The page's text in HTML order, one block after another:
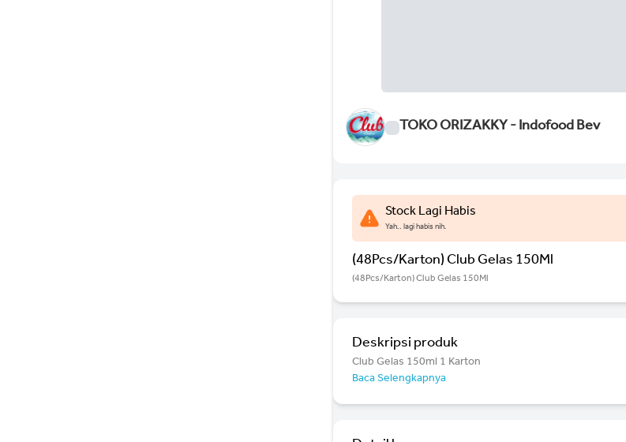
TOKO ORIZAKKY - Indofood Bev
Stock Lagi Habis
Yah.. lagi habis nih.
(48Pcs/Karton) Club Gelas 150Ml
(48Pcs/Karton) Club Gelas 150Ml
Deskripsi produk
Club Gelas 150ml 1 Karton
Baca Selengkapnya